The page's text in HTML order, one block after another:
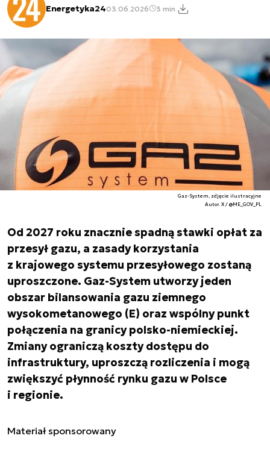
Energetyka2403.06.2026 3 min.
Gaz-System, zdjęcie ilustracyjne
Autor. X / @ME_GOV_PL
Od 2027 roku znacznie spadną stawki opłat za
przesył gazu, a zasady korzystania
z krajowego systemu przesyłowego zostaną
uproszczone. Gaz-System utworzy jeden
obszar bilansowania gazu ziemnego
wysokometanowego (E) oraz wspólny punkt
połączenia na granicy polsko-niemieckiej.
Zmiany ograniczą koszty dostępu do
infrastruktury, uproszczą rozliczenia i mogą
zwiększyć płynność rynku gazu w Polsce
i regionie.
Materiał sponsorowany